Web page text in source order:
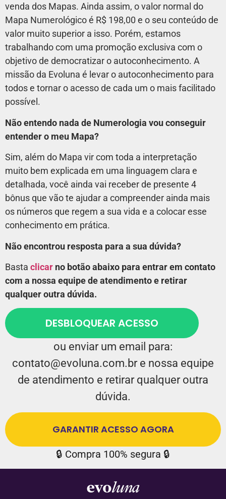
venda dos Mapas. Ainda assim, o valor normal do
Mapa Numerológico é R$ 198,00 e o seu conteúdo de
valor muito superior a isso. Porém, estamos
trabalhando com uma promoção exclusiva com o
objetivo de democratizar o autoconhecimento. A
missão da Evoluna é levar o autoconhecimento para
todos e tornar o acesso de cada um o mais facilitado
possível.
Não entendo nada de Numerologia vou conseguir
entender o meu Mapa?
Sim, além do Mapa vir com toda a interpretação
muito bem explicada em uma linguagem clara e
detalhada, você ainda vai receber de presente 4
bônus que vão te ajudar a compreender ainda mais
os números que regem a sua vida e a colocar esse
conhecimento em prática.
Não encontrou resposta para a sua dúvida?
Basta clicar no botão abaixo para entrar em contato
com a nossa equipe de atendimento e retirar
qualquer outra dúvida.
DESBLOQUEAR ACESSO
ou enviar um email para:
contato@evoluna.com.bre nossa equipe
de atendimento e retirar qualquer outra
dúvida.
GARANTIR ACESSO AGORA
🔒 Compra 100% segura 🔒